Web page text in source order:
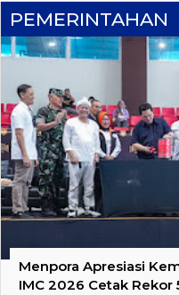
PEMERINTAHAN
Menpora Apresiasi
IMC 2026 Cetak Rekor